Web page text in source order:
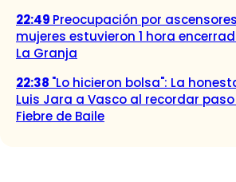
22:49 Preocupación por
mujeres estuvieron 1 hora
La Granja
22:38 "Lo hicieron bolsa": La
Luis Jara a Vasco al recordar
Fiebre de Baile